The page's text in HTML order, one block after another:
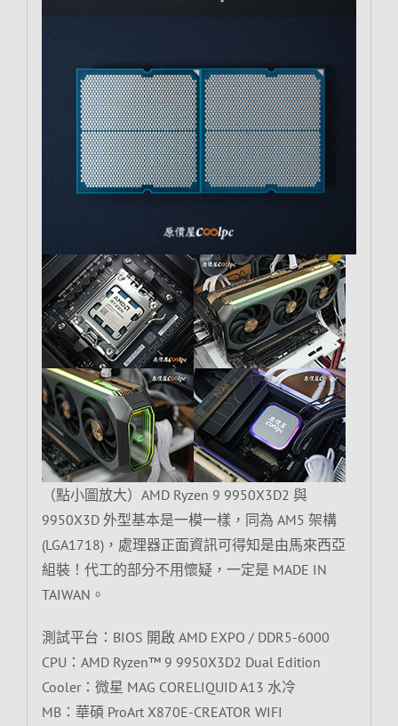
（點小圖放大）AMD Ryzen 9 9950X3D2 與
9950X3D 外型基本是一模一樣，同為 AM5 架構
(LGA1718)，處理器正面資訊可得知是由馬來西亞
組裝！代工的部分不用懷疑，一定是 MADE IN
TAIWAN。
測試平台：BIOS 開啟 AMD EXPO / DDR5-6000
CPU：AMD Ryzen™ 9 9950X3D2 Dual Edition
Cooler：微星 MAG CORELIQUID A13 水冷
MB：華碩 ProArt X870E-CREATOR WIFI